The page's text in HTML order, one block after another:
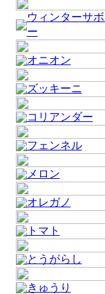
ウィンターサボ
ー
オニオン
ズッキーニ
コリアンダー
フェンネル
メロン
オレガノ
トマト
とうがらし
きゅうり